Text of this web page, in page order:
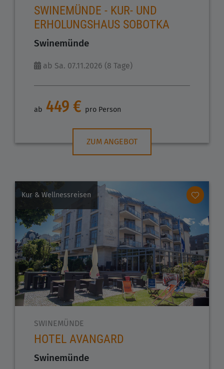
SWINEMÜNDE - KUR- UND
ERHOLUNGSHAUS SOBOTKA
Swinemünde
ab Sa. 07.11.2026 (8 Tage)
ab 449 € pro Person
ZUM ANGEBOT
Kur & Wellnessreisen
SWINEMÜNDE
HOTEL AVANGARD
Swinemünde